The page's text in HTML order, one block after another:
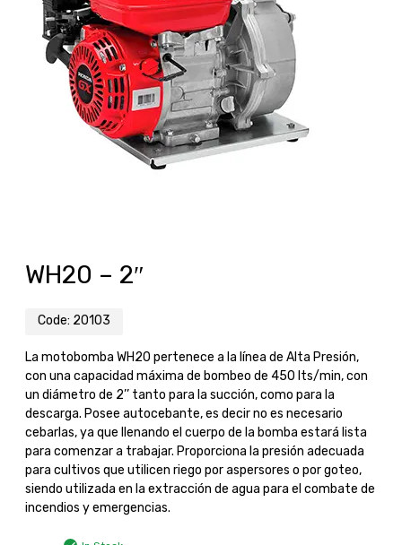
WH20 – 2″
Code: 20103
La motobomba WH20 pertenece a la línea de Alta Presión,
con una capacidad máxima de bombeo de 450 lts/min, con
un diámetro de 2’’ tanto para la succión, como para la
descarga. Posee autocebante, es decir no es necesario
cebarlas, ya que llenando el cuerpo de la bomba estará lista
para comenzar a trabajar. Proporciona la presión adecuada
para cultivos que utilicen riego por aspersores o por goteo,
siendo utilizada en la extracción de agua para el combate de
incendios y emergencias.